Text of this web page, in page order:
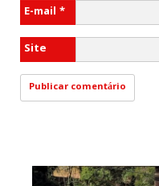
E-mail *
Site